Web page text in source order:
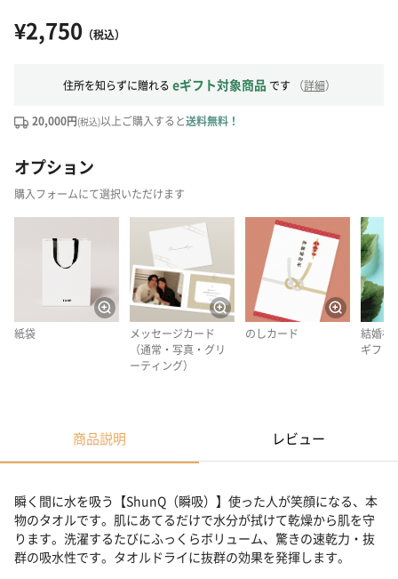
¥2,750 （税込）
住所を知らずに贈れる eギフト対象商品 です （詳細）
20,000円(税込)以上ご購入すると送料無料！
オプション
購入フォームにて選択いただけます
紙袋
メッセージカード
（通常・写真・グリ
ーティング）
のしカード
結婚祝
ギフト
商品説明 レビュー
瞬く間に水を吸う【ShunQ（瞬吸）】使った人が笑顔になる、本
物のタオルです。肌にあてるだけで水分が拭けて乾燥から肌を守
ります。洗濯するたびにふっくらボリューム、驚きの速乾力・抜
群の吸水性です。タオルドライに抜群の効果を発揮します。